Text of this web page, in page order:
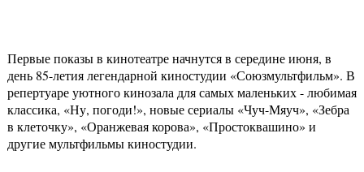
Первые показы в кинотеатре начнутся в середине июня, в
день 85-летия легендарной киностудии «Союзмультфильм». В
репертуаре уютного кинозала для самых маленьких - любимая
классика, «Ну, погоди!», новые сериалы «Чуч-Мяуч», «Зебра
в клеточку», «Оранжевая корова», «Простоквашино» и
другие мультфильмы киностудии.